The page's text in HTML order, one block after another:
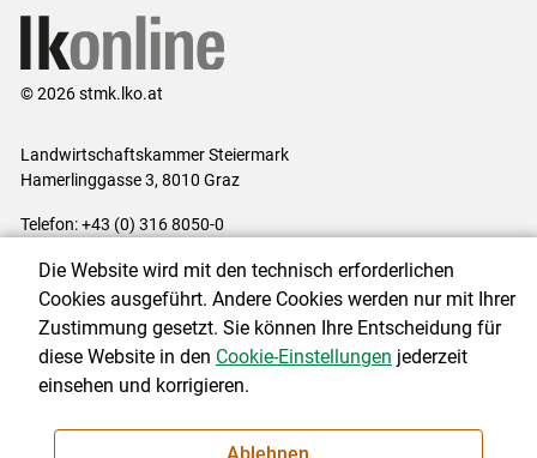
© 2026 stmk.lko.at
Landwirtschaftskammer Steiermark
Hamerlinggasse 3, 8010 Graz
Telefon: +43 (0) 316 8050-0
Impressum|Kontakt|Datenschutzerklärung|Barrierefreiheit|
Cookie-Einstellungen
NEWSLETTER
Die Website wird mit den technisch erforderlichen
Cookies ausgeführt. Andere Cookies werden nur mit Ihrer
Zustimmung gesetzt. Sie können Ihre Entscheidung für
diese Website in den Cookie-Einstellungen jederzeit
einsehen und korrigieren.